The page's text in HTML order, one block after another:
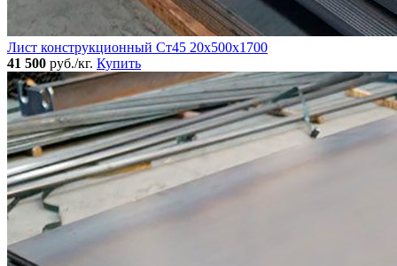
Лист конструкционный Ст45 20х500х1700
41 500 руб./кг. Купить